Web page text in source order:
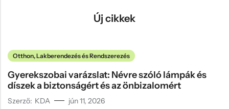
Új cikkek
Otthon, Lakberendezés és Rendszerezés
Gyerekszobai varázslat: Névre szóló lámpák és
díszek a biztonságért és az önbizalomért
Szerző: KDA jún 11, 2026